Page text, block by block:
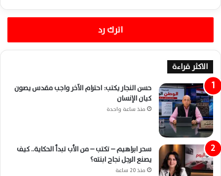
اترك رد
الاكثر قراءة
حسن النجار يكتب: احترام الآخر واجب مقدس يصون
كيان الإنسان
منذ ساعة واحدة
سحر ابراهيم – تكتب – من الأب تبدأ الحكاية.. كيف
يصنع الرجل نجاح ابنته؟
منذ 20 ساعة